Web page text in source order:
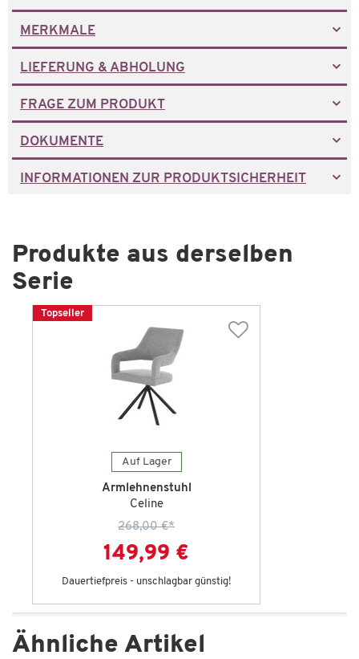
MERKMALE
LIEFERUNG & ABHOLUNG
FRAGE ZUM PRODUKT
DOKUMENTE
INFORMATIONEN ZUR PRODUKTSICHERHEIT
Produkte aus derselben
Serie
Topseller
Auf Lager
Armlehnenstuhl
Celine
268,00 €*
149,99 €
Dauertiefpreis - unschlagbar günstig!
Ähnliche Artikel